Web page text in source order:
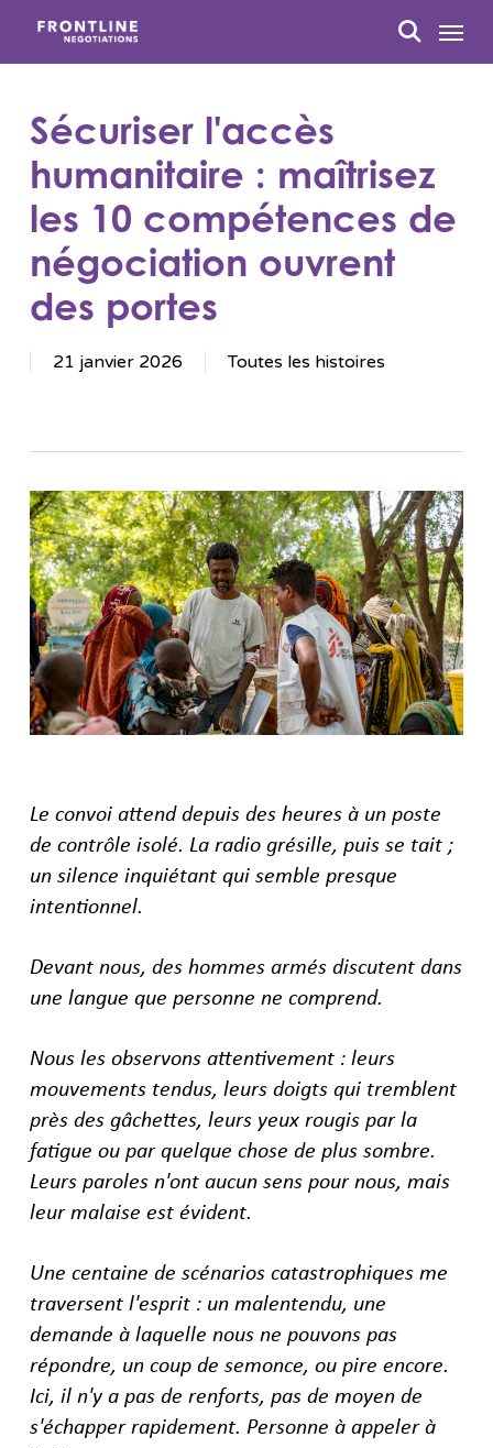
Passer
principal
Menu
Sécuriser l'accès
humanitaire : maîtrisez
les 10 compétences de
négociation ouvrent
des portes
21 janvier 2026 Toutes les histoires
Le convoi attend depuis des heures à un poste
de contrôle isolé. La radio grésille, puis se tait ;
un silence inquiétant qui semble presque
intentionnel.
Devant nous, des hommes armés discutent dans
une langue que personne ne comprend.
Nous les observons attentivement : leurs
mouvements tendus, leurs doigts qui tremblent
près des gâchettes, leurs yeux rougis par la
fatigue ou par quelque chose de plus sombre.
Leurs paroles n'ont aucun sens pour nous, mais
leur malaise est évident.
Une centaine de scénarios catastrophiques me
traversent l'esprit : un malentendu, une
demande à laquelle nous ne pouvons pas
répondre, un coup de semonce, ou pire encore.
Ici, il n'y a pas de renforts, pas de moyen de
s'échapper rapidement. Personne à appeler à